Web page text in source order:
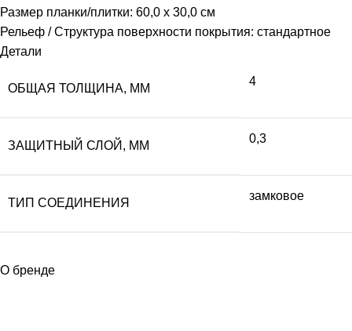
Размер планки/плитки: 60,0 x 30,0 см
Рельеф / Структура поверхности покрытия: стандартное
Детали
ОБЩАЯ ТОЛЩИНА, ММ
4
ЗАЩИТНЫЙ СЛОЙ, ММ
0,3
ТИП СОЕДИНЕНИЯ
замковое
О бренде